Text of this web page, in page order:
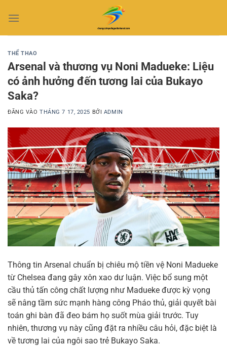
qua
THỂ THAO
Arsenal và thương vụ Noni Madueke: Liệu
có ảnh hưởng đến tương lai của Bukayo
Saka?
ĐĂNG VÀOTHÁNG 7 17, 2025 BỞI ADMIN
Thông tin Arsenal chuẩn bị chiêu mộ tiền vệ Noni Madueke
từ Chelsea đang gây xôn xao dư luận. Việc bổ sung một
cầu thủ tấn công chất lượng như Madueke được kỳ vọng
sẽ nâng tầm sức mạnh hàng công Pháo thủ, giải quyết bài
toán ghi bàn đã đeo bám họ suốt mùa giải trước. Tuy
nhiên, thương vụ này cũng đặt ra nhiều câu hỏi, đặc biệt là
về tương lai của ngôi sao trẻ Bukayo Saka.